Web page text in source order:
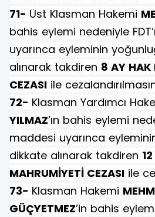
71- Üst Klasman Hakemi
bahis eylemi nedeniyle
uyarınca eyleminin
alınarak takdiren 8 AY HAK
CEZASI ile
72- Klasman Yardımcı
YILMAZ’ın bahis eylemi
maddesi uyarınca
dikkate alınarak takdiren
MAHRUMİYETİ CEZASI ile
73- Klasman Hakemi
GÜÇYETMEZ’in bahis